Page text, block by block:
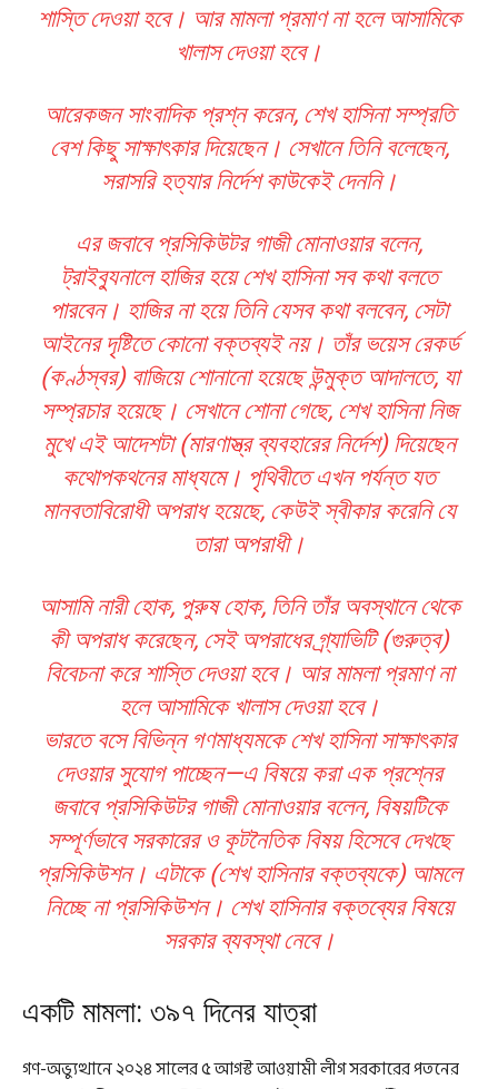
শাস্তি দেওয়া হবে। আর মামলা প্রমাণ না হলে আসামিকে
খালাস দেওয়া হবে।
আরেকজন সাংবাদিক প্রশ্ন করেন, শেখ হাসিনা সম্প্রতি
বেশ কিছু সাক্ষাৎকার দিয়েছেন। সেখানে তিনি বলেছেন,
সরাসরি হত্যার নির্দেশ কাউকেই দেননি।
এর জবাবে প্রসিকিউটর গাজী মোনাওয়ার বলেন,
ট্রাইব্যুনালে হাজির হয়ে শেখ হাসিনা সব কথা বলতে
পারবেন। হাজির না হয়ে তিনি যেসব কথা বলবেন, সেটা
আইনের দৃষ্টিতে কোনো বক্তব্যই নয়। তাঁর ভয়েস রেকর্ড
(কণ্ঠস্বর) বাজিয়ে শোনানো হয়েছে উন্মুক্ত আদালতে, যা
সম্প্রচার হয়েছে। সেখানে শোনা গেছে, শেখ হাসিনা নিজ
মুখে এই আদেশটা (মারণাস্ত্র ব্যবহারের নির্দেশ) দিয়েছেন
কথোপকথনের মাধ্যমে। পৃথিবীতে এখন পর্যন্ত যত
মানবতাবিরোধী অপরাধ হয়েছে, কেউই স্বীকার করেনি যে
তারা অপরাধী।
আসামি নারী হোক, পুরুষ হোক, তিনি তাঁর অবস্থানে থেকে
কী অপরাধ করেছেন, সেই অপরাধের গ্র্যাভিটি (গুরুত্ব)
বিবেচনা করে শাস্তি দেওয়া হবে। আর মামলা প্রমাণ না
হলে আসামিকে খালাস দেওয়া হবে।
ভারতে বসে বিভিন্ন গণমাধ্যমকে শেখ হাসিনা সাক্ষাৎকার
দেওয়ার সুযোগ পাচ্ছেন—এ বিষয়ে করা এক প্রশ্নের
জবাবে প্রসিকিউটর গাজী মোনাওয়ার বলেন, বিষয়টিকে
সম্পূর্ণভাবে সরকারের ও কূটনৈতিক বিষয় হিসেবে দেখছে
প্রসিকিউশন। এটাকে (শেখ হাসিনার বক্তব্যকে) আমলে
নিচ্ছে না প্রসিকিউশন। শেখ হাসিনার বক্তব্যের বিষয়ে
সরকার ব্যবস্থা নেবে।
একটি মামলা: ৩৯৭ দিনের যাত্রা
গণ-অভ্যুত্থানে ২০২৪ সালের ৫ আগস্ট আওয়ামী লীগ সরকারের পতনের